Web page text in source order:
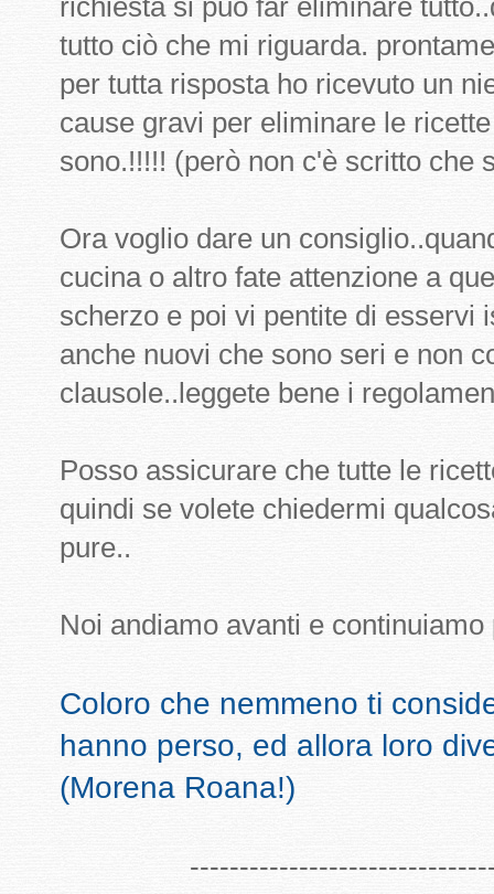
richiesta si può far eliminare
tutto ciò che mi riguarda.
per tutta risposta ho ricevuto un
cause gravi per eliminare le
sono.!!!!! (però non c'è scritto che
Ora voglio dare un
cucina o altro fate attenzione a
scherzo e poi vi pentite di esservi
anche nuovi che sono seri e non
clausole..leggete bene i
Posso assicurare che tutte le
quindi se volete chiedermi
pure..
Noi andiamo avanti e
Coloro che nemmeno ti
hanno perso, ed allora loro
(Morena Roana!)